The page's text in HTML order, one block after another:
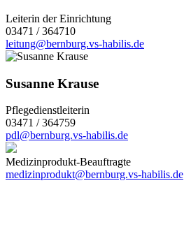
Leiterin der Einrichtung
03471 / 364710
leitung@bernburg.vs-habilis.de
Susanne Krause
Pflegedienstleiterin
03471 / 364759
pdl@bernburg.vs-habilis.de
Medizinprodukt-Beauftragte
medizinprodukt@bernburg.vs-habilis.de